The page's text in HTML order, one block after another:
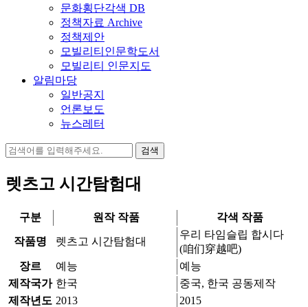
문화횡단각색 DB
정책자료 Archive
정책제안
모빌리티인문학도서
모빌리티 인문지도
알림마당
일반공지
언론보도
뉴스레터
검
렛츠고 시간탐험대
구분 원작 작품 각색 작품
작품명 렛츠고 시간탐험대
우리 타임슬립 합시다
(咱们穿越吧)
장르
예능
예능
제작국가 한국
중국, 한국 공동제작
제작년도 2013 2015